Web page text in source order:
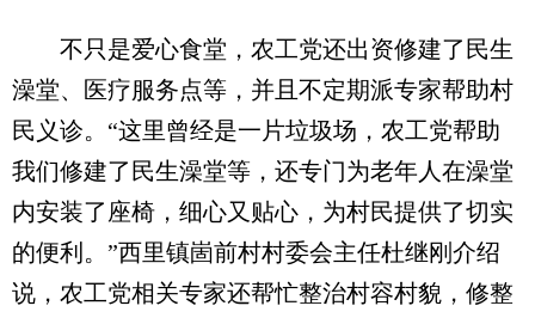
不只是爱心食堂，农工党还出资修建了民生
澡堂、医疗服务点等，并且不定期派专家帮助村
民义诊。“这里曾经是一片垃圾场，农工党帮助
我们修建了民生澡堂等，还专门为老年人在澡堂
内安装了座椅，细心又贴心，为村民提供了切实
的便利。”西里镇崮前村村委会主任杜继刚介绍
说，农工党相关专家还帮忙整治村容村貌，修整